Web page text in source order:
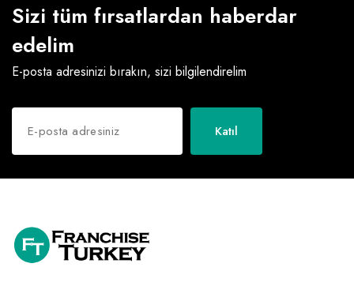
Sizi tüm fırsatlardan haberdar
edelim
E-posta adresinizi bırakın, sizi bilgilendirelim
Katıl